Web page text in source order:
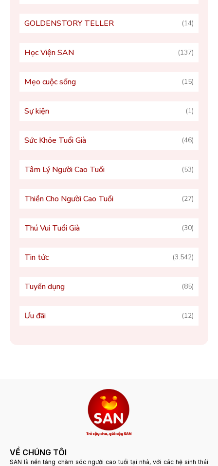
GOLDENSTORY TELLER (14)
Học Viện SAN (137)
Mẹo cuộc sống (15)
Sự kiện (1)
Sức Khỏe Tuổi Già (46)
Tâm Lý Người Cao Tuổi (53)
Thiền Cho Người Cao Tuổi (27)
Thú Vui Tuổi Già (30)
Tin tức (3.542)
Tuyển dụng (85)
Ưu đãi (12)
VỀ CHÚNG TÔI
SAN là nền tảng chăm sóc người cao tuổi tại nhà, với các hệ sinh thái